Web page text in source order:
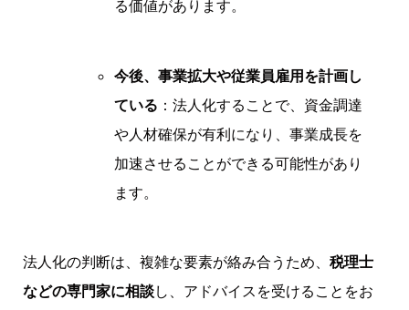
る価値があります。
今後、事業拡大や従業員雇用を計画し
ている ：法人化することで、資金調達
や人材確保が有利になり、事業成長を
加速させることができる可能性があり
ます。
法人化の判断は、複雑な要素が絡み合うため、 税理士
などの専門家に相談し、アドバイスを受けることをお